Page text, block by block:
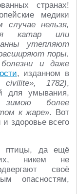
странах!
медики
нельзя,
катар или
утепляют
поры.
и даже
, изданном в
1782),
для умывания,
более
к жаре». Вот
и здоровье всего
птицы, да ещё
никем не
своё
опасностям,